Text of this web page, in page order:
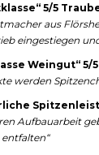
5/5
aus
eingestiegen
Weingut“ 5/
werden
Aufbauarbeit